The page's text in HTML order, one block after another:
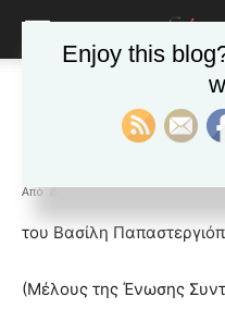
ΕΙΔΗΣΕΙΣ
Φαλληφόρια
Από Δ&Π - 20 Φεβρουαρίου 2023
blonde
hot
του Βασίλη
(Μέλους της Ένωσης
Enjoy this